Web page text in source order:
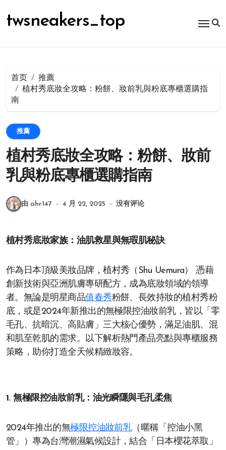
容
twsneakers_top
首页
推薦
植村秀底妝全攻略：粉餅、妝前乳與粉底專櫃選購指
南
推薦
植村秀底妝全攻略：粉餅、妝前
乳與粉底專櫃選購指南
由 ahr147 4 月 22, 2025 没有评论
植村秀底妝家族：油肌救星與無瑕肌秘訣
作為日本頂級美妝品牌，植村秀（Shu Uemura） 憑藉
創新技術與亞洲肌膚專研配方，成為底妝領域的領導
者。無論是明星商品值春秀粉餅、長效持妝的植村秀粉
底，或是2024年新推出的無極限控油妝前乳，皆以「零
毛孔、抗暗沉、高貼膚」三大核心優勢，滿足油肌、混
和肌至乾肌的需求。以下解析熱門產品亮點與專櫃服務
策略，助你打造全天候精緻妝容。
1. 無極限控油妝前乳：油光瞬隱與毛孔柔焦
2024年推出的無極限控油妝前乳（暱稱「控油小黑
管」）專為台灣潮濕氣候設計，結合「日本櫻花萃取」